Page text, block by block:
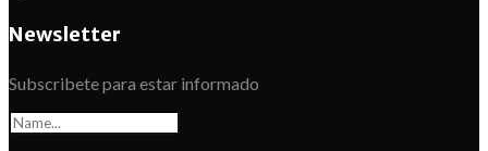
Newsletter
Subscribete para estar informado